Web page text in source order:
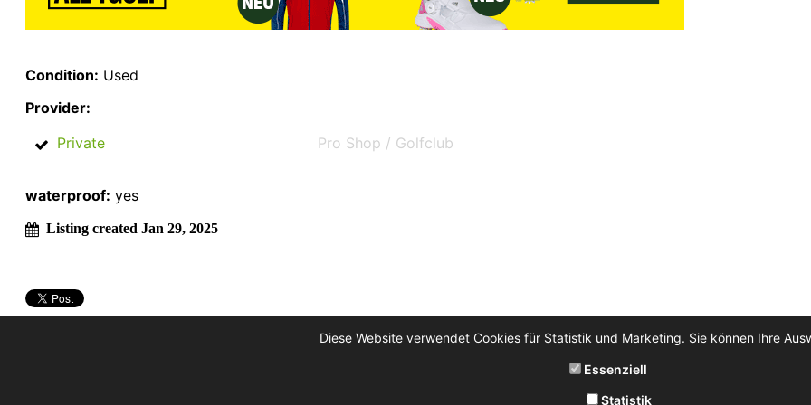
Condition: Used
Provider:
Private
Pro Shop / Golfclub
waterproof: yes
Listing created Jan 29, 2025
Diese Website verwendet Cookies für Statistik und Marketing. Sie können Ihre
Essenziell
Statistik